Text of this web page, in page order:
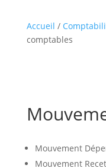
Accueil /
comptables
Mouvement
Mouvement